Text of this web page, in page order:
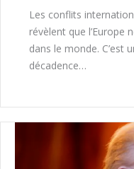
Les conflits
révèlent que l’Europe
dans le monde. C’est
décadence…